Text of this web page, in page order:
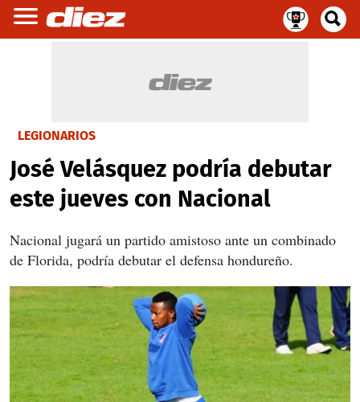
LEGIONARIOS
José Velásquez podría debutar
este jueves con Nacional
Nacional jugará un partido amistoso ante un combinado
de Florida, podría debutar el defensa hondureño.